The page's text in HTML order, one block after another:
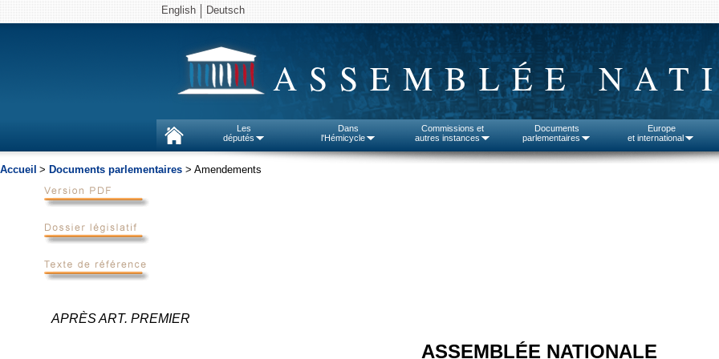
English Deutsch
ASSEMBLÉE
Les
députés
Dans
l'Hémicycle
Commissions et
autres instances
Documents
parlementaires
Europe
et international
Accueil > Documents parlementaires > Amendements
APRÈS ART. PREMIER
ASSEMBLÉE NATIONALE